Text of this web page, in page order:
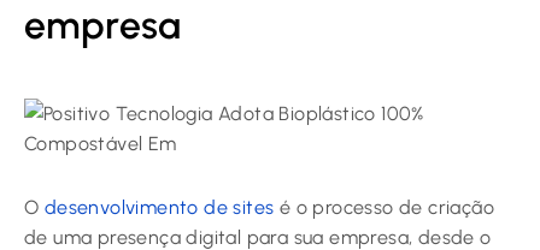
empresa
O desenvolvimento de sites é o processo de criação
de uma presença digital para sua empresa, desde o